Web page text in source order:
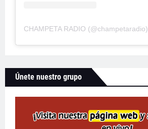
CHAMPETA RADIO (@champetaradio) • Fotos y videos de Instagram
Únete nuestro grupo